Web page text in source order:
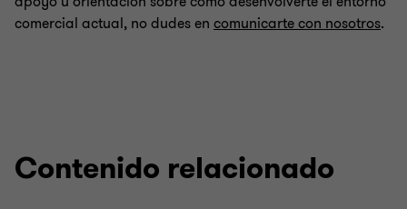
comercial actual, no dudes en comunicarte con nosotros.
Contenido relacionado